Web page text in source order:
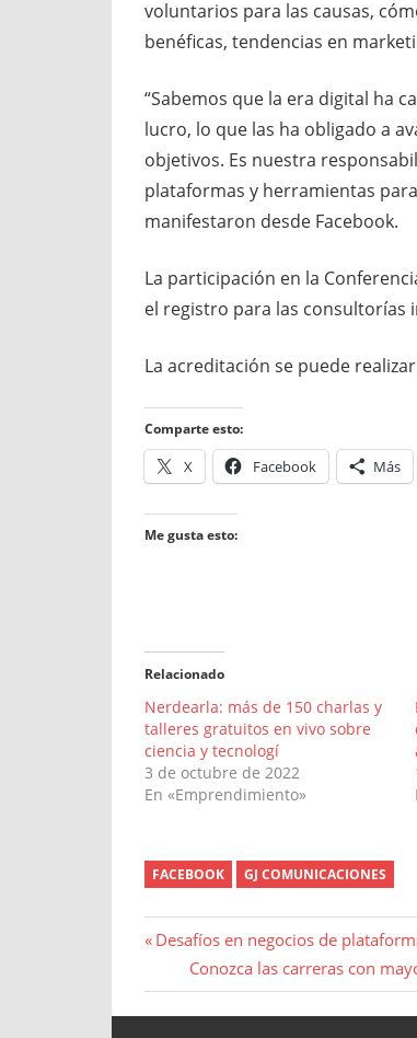
voluntarios para las causas,
benéficas, tendencias en
“Sabemos que la era digital ha
lucro, lo que las ha obligado a
objetivos. Es nuestra
plataformas y herramientas
manifestaron desde Facebook.
La participación en la
el registro para las consultorías
La acreditación se puede realizar
Comparte esto:
X Facebook Más
Me gusta esto:
Relacionado
Nerdearla: más de 150 charlas y
talleres gratuitos en vivo sobre
ciencia y tecnologí
3 de octubre de 2022
En «Emprendimiento»
FACEBOOK GJ COMUNICACIONES
Navegación
de
Entrada
anterior:
Desafíos en negocios de
Entrada
siguiente:
Conozca las carreras con